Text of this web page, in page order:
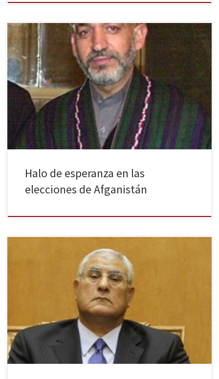
Afganistán celebró el pasado sábado 5 de abril las terceras
elecciones presidenciales de su historia desde que se hundiese el
régimen talibán en 2001. La alta participación, un 60%
aproximadamente, ha sorprendido gratamente a los principales
actores internacionales. Sin embargo, pese a este eminente
entusiasmo se espera una segunda ronda […]
Halo de esperanza en las
elecciones de Afganistán
Tras la dimisión en bloque del gobierno de la república egipcia el
pasado 24 de febrero, los integrantes del nuevo gabinete
ejecutivo juraron el sábado 1 de marzo su cargo en presencia de
Adli Mansur, presidente interino del país. Ibrahim Mahlab, ex
ministro de vivienda del anterior gobierno, será el […]